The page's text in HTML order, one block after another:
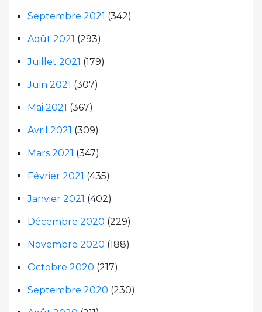
Septembre 2021 (342)
Août 2021 (293)
Juillet 2021 (179)
Juin 2021 (307)
Mai 2021 (367)
Avril 2021 (309)
Mars 2021 (347)
Février 2021 (435)
Janvier 2021 (402)
Décembre 2020 (229)
Novembre 2020 (188)
Octobre 2020 (217)
Septembre 2020 (230)